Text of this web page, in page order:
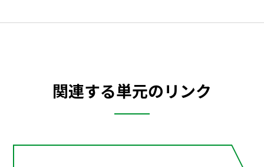
関連する単元のリンク